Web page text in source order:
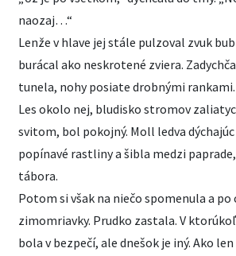
naozaj…“
Lenže v hlave jej stále pulzoval zvuk
burácal ako neskrotené zviera.
tunela, nohy posiate drobnými rankami.
Les okolo nej, bludisko stromov
svitom, bol pokojný. Moll ledva
popínavé rastliny a šibla medzi
tábora.
Potom si však na niečo spomenula a
zimomriavky. Prudko zastala. V
bola v bezpečí, ale dnešok je iný. Ako